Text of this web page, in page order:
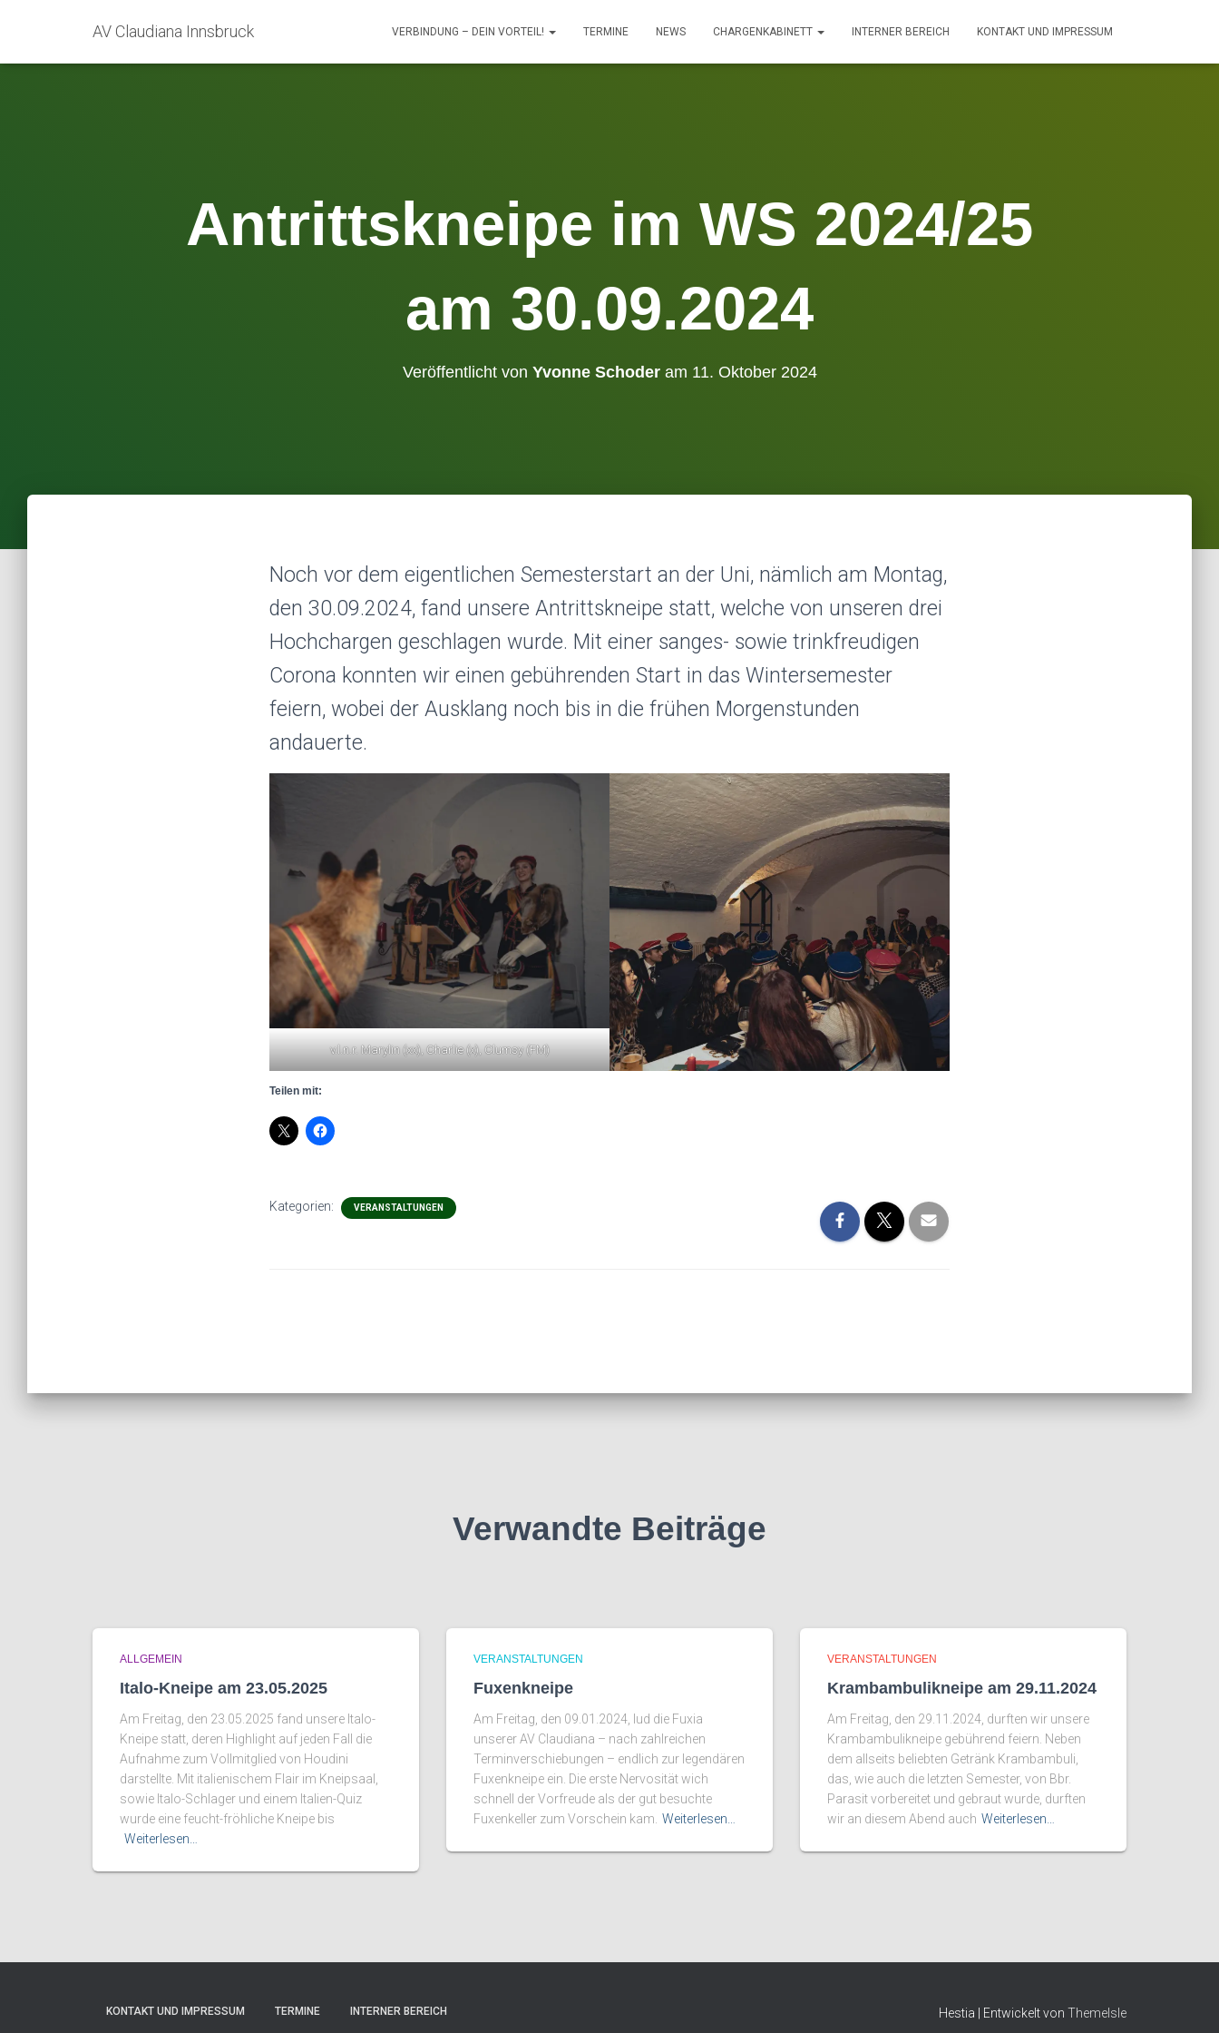
AV Claudiana Innsbruck VERBINDUNG – DEIN VORTEIL! TERMINE NEWS CHARGENKABINETT INTERNER BEREICH KONTAKT UND IMPRESSUM
Antrittskneipe im WS 2024/25
am 30.09.2024
Veröffentlicht von Yvonne Schoderam 11. Oktober 2024
Noch vor dem eigentlichen Semesterstart an der Uni, nämlich am Montag,
den 30.09.2024, fand unsere Antrittskneipe statt, welche von unseren drei
Hochchargen geschlagen wurde. Mit einer sanges- sowie trinkfreudigen
Corona konnten wir einen gebührenden Start in das Wintersemester
feiern, wobei der Ausklang noch bis in die frühen Morgenstunden
andauerte.
v.l.n.r. Marylin (xx), Charlie (x), Clumsy (FM)
Teilen mit:
Kategorien: VERANSTALTUNGEN
Verwandte Beiträge
ALLGEMEIN
Italo-Kneipe am 23.05.2025
Am Freitag, den 23.05.2025 fand unsere Italo-
Kneipe statt, deren Highlight auf jeden Fall die
Aufnahme zum Vollmitglied von Houdini
darstellte. Mit italienischem Flair im Kneipsaal,
sowie Italo-Schlager und einem Italien-Quiz
wurde eine feucht-fröhliche Kneipe bis
Weiterlesen…
VERANSTALTUNGEN
Fuxenkneipe
Am Freitag, den 09.01.2024, lud die Fuxia
unserer AV Claudiana – nach zahlreichen
Terminverschiebungen – endlich zur legendären
Fuxenkneipe ein. Die erste Nervosität wich
schnell der Vorfreude als der gut besuchte
Fuxenkeller zum Vorschein kam. Weiterlesen…
VERANSTALTUNGEN
Krambambulikneipe am 29.11.2024
Am Freitag, den 29.11.2024, durften wir unsere
Krambambulikneipe gebührend feiern. Neben
dem allseits beliebten Getränk Krambambuli,
das, wie auch die letzten Semester, von Bbr.
Parasit vorbereitet und gebraut wurde, durften
wir an diesem Abend auch Weiterlesen…
KONTAKT UND IMPRESSUM TERMINE INTERNER BEREICH Hestia | Entwickelt von ThemeIsle